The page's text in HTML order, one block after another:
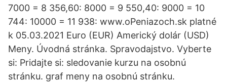
7000 = 8 356,60: 8000 = 9 550,40: 9000 = 10
744: 10000 = 11 938: www.oPeniazoch.sk platné
k 05.03.2021 Euro (EUR) Americký dolár (USD)
Meny. Úvodná stránka. Spravodajstvo. Vyberte
si: Pridajte si: sledovanie kurzu na osobnú
stránku. graf meny na osobnú stránku.